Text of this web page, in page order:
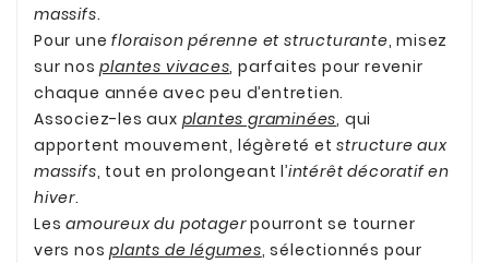
massifs.
Pour unefloraison pérenne et structurante, misez
sur nosplantes vivaces, parfaites pour revenir
chaque année avec peu d’entretien.
Associez-les aux plantes graminées, qui
apportent mouvement, légèreté etstructure aux
massifs, tout en prolongeant l’intérêt décoratif en
hiver.
Lesamoureux du potagerpourront se tourner
vers nosplants de légumes, sélectionnés pour